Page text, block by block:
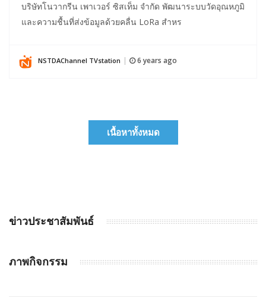
บริษัทโนวากรีน เพาเวอร์ ซิสเท็ม จำกัด พัฒนาระบบวัดอุณหภูมิ
และความชื้นที่ส่งข้อมูลด้วยคลื่น LoRa สำหร
NSTDAChannel TVstation 6 years ago
เนื้อหาทั้งหมด
ข่าวประชาสัมพันธ์
ภาพกิจกรรม